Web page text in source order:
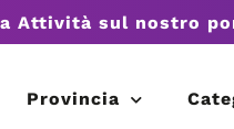
Attività sul nostro
Provincia